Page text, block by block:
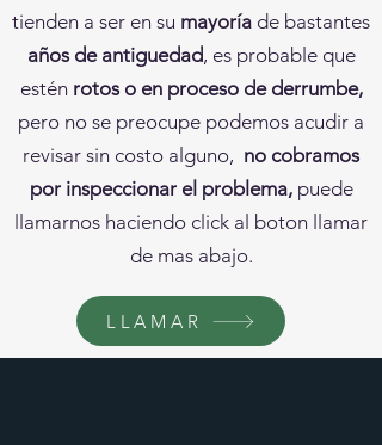
tienden a ser en su mayoría de bastantes
años de antiguedad, es probable que
estén rotos o en proceso de derrumbe,
pero no se preocupe podemos acudir a
revisar sin costo alguno, no cobramos
por inspeccionar el problema, puede
llamarnos haciendo click al boton llamar
de mas abajo.
LLAMAR